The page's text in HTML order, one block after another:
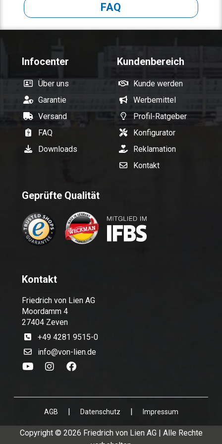
FAQ
Infocenter
Über uns
Garantie
Versand
FAQ
Downloads
Kundenbereich
Kunde werden
Werbemittel
Profil-Ratgeber
Konfigurator
Reklamation
Kontakt
Geprüfte Qualität
Kontakt
Friedrich von Lien AG
Moordamm 4
27404 Zeven
+49 4281 9515-0
info@von-lien.de
AGB | Datenschutz | Impressum
Copyright © 2026 Friedrich von Lien AG | Alle Rechte